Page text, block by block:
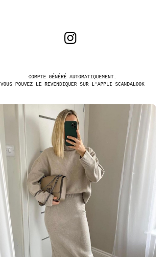
COMPTE GÉNÉRÉ AUTOMATIQUEMENT.
VOUS POUVEZ LE REVENDIQUER SUR L'APPLI SCANDALOOK